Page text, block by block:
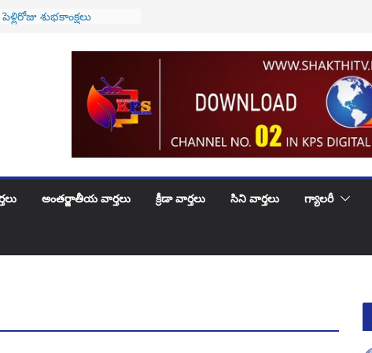
అలర్ట్..! అమల్లోకి
వ్యవస్థ..!
సీజేఐగా జస్టిస్ సూర్యకాంత్
సయంతిక గారు కి …
పుట్టినరోజు శుభాకాంక్షలు
అంతర్జాతీయ వార్తలు క్రీడా వార్తలు సిని వార్తలు గ్యాలరీ